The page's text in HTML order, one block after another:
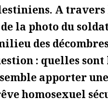
A travers
la photo du
des
: quelles sont
apporter une
homosexuel